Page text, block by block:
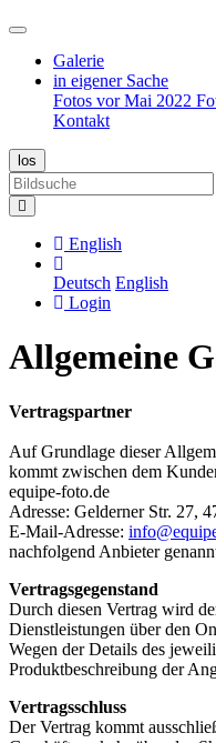
Galerie
in eigener Sache
Fotos vor Mai 2022
Kontakt
English
Deutsch English
Login
Allgemeine
Vertragspartner
Auf Grundlage dieser
kommt zwischen dem
equipe-foto.de
Adresse: Gelderner Str. 27,
E-Mail-Adresse:
nachfolgend Anbieter
Vertragsgegenstand
Durch diesen Vertrag wird
Dienstleistungen über den
Wegen der Details des
Produktbeschreibung der
Vertragsschluss
Der Vertrag kommt